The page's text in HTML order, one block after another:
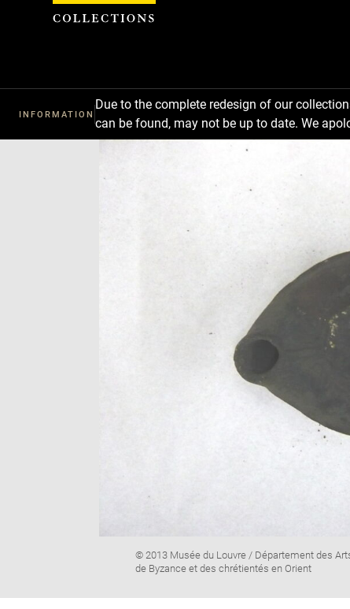
INFORMATION
Due to the complete redesign of our
can be found, may not be up to date. We
Image
caption:
© 2013 Musée du Louvre / Département des
de Byzance et des chrétientés en Orient
Download
Previous
Cookies management panel